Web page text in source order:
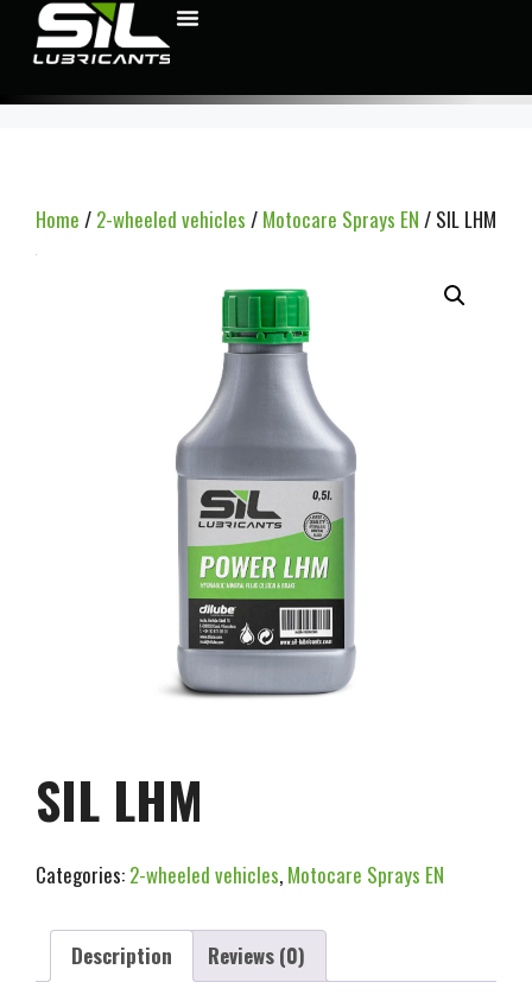
Home / 2-wheeled vehicles / Motocare Sprays EN / SIL LHM
SIL LHM
Categories: 2-wheeled vehicles, Motocare Sprays EN
Description Reviews (0)